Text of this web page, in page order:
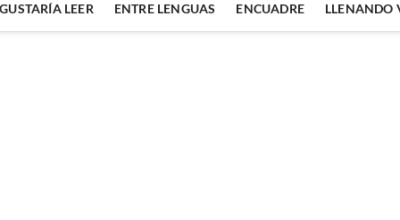
LEER ENTRE LENGUAS ENCUADRE LLENANDO